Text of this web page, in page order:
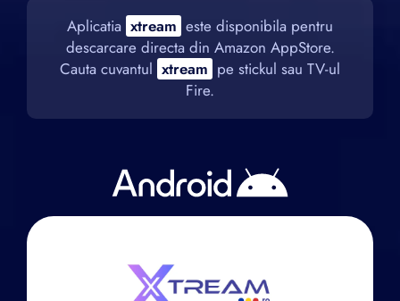
Aplicatia xtream este disponibila pentru
descarcare directa din Amazon AppStore.
Cauta cuvantul xtream pe stickul sau TV-ul
Fire.